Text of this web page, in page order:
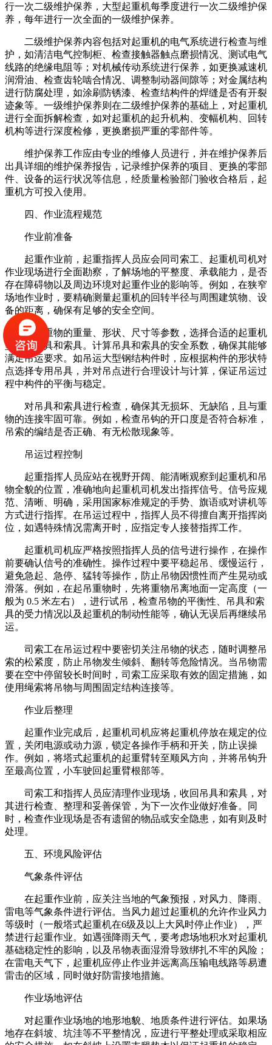
行一次二级维护保养，大型起重机每季度进行一次二级维护保
养，每年进行一次全面的一级维护保养。
二级维护保养内容包括对起重机的电气系统进行检查与维
护，如清洁电气控制柜、检查接触器触点磨损情况、测试电气
线路的绝缘电阻等；对机械传动系统进行保养，如更换减速机
润滑油、检查齿轮啮合情况、调整制动器间隙等；对金属结构
进行防腐处理，如涂刷防锈漆、检查结构件的焊缝是否有开裂
迹象等。一级维护保养则在二级维护保养的基础上，对起重机
进行全面拆解检查，如对起重机的起升机构、变幅机构、回转
机构等进行深度检修，更换磨损严重的零部件等。
维护保养工作应由专业的维修人员进行，并在维护保养后
出具详细的维护保养报告，记录维护保养的项目、更换的零部
件、设备的运行状况等信息，经质量检验部门验收合格后，起
重机方可投入使用。
四、作业流程规范
作业前准备
起重作业前，起重指挥人员应会同司索工、起重机司机对
作业现场进行全面勘察，了解场地的平整度、承载能力，是否
存在障碍物以及周边环境对起重作业的影响等。例如，在狭窄
场地作业时，要精确测量起重机的回转半径与周围建筑物、设
备的距离，确保有足够的安全空间。
根据重物的重量、形状、尺寸等参数，选择合适的起重机
型号、吊具和索具。计算吊具和索具的安全系数，确保其能够
满足吊运要求。如吊运大型钢结构件时，应根据构件的形状特
点选择专用吊具，并对吊点进行合理设计与计算，保证吊运过
程中构件的平衡与稳定。
对吊具和索具进行检查，确保其无损坏、无缺陷，且与重
物的连接牢固可靠。例如，检查吊钩的开口度是否符合标准，
吊索的编结是否正确、有无松散现象等。
吊运过程控制
起重指挥人员应站在视野开阔、能清晰观察到起重机和吊
物全貌的位置，准确地向起重机司机发出指挥信号。信号应规
范、清晰、明确，采用国家标准规定的手势、旗语或对讲机等
方式进行指挥。在吊运过程中，指挥人员不得擅自离开指挥岗
位，如遇特殊情况需离开时，应指定专人接替指挥工作。
起重机司机应严格按照指挥人员的信号进行操作，在操作
前要确认信号的准确性。操作过程中要平稳起吊、缓慢运行，
避免急起、急停、猛转等操作，防止吊物因惯性而产生晃动或
滑落。例如，在起吊重物时，先将重物吊离地面一定高度（一
般为 0.5 米左右），进行试吊，检查吊物的平衡性、吊具和索
具的受力情况以及起重机的制动性能等，确认无误后再继续吊
运。
司索工在吊运过程中要密切关注吊物的状态，随时调整吊
索的松紧度，防止吊物发生倾斜、翻转等危险情况。当吊物需
要在空中停留较长时间时，司索工应采取有效的固定措施，如
使用绳索将吊物与周围固定结构连接等。
作业后整理
起重作业完成后，起重机司机应将起重机停放在规定的位
置，关闭电源或动力源，锁定各操作手柄和开关，防止误操
作。例如，将塔式起重机的起重臂转至顺风方向，并将吊钩升
至最高位置，小车驶回起重臂根部等。
司索工和指挥人员应清理作业现场，收回吊具和索具，对
其进行检查、整理和妥善保管，为下一次作业做好准备。同
时，检查作业现场是否有遗留的物品或安全隐患，如有则及时
处理。
五、环境风险评估
气象条件评估
在起重作业前，应关注当地的气象预报，对风力、降雨、
雷电等气象条件进行评估。当风力超过起重机的允许作业风力
等级时（一般塔式起重机在6级及以上大风时停止作业），严
禁进行起重作业。如遇强降雨天气，要考虑场地积水对起重机
基础稳定性的影响，以及吊物表面湿滑导致绑扎不牢的风险；
在雷电天气下，起重机应停止作业并远离高压输电线路等易遭
雷击的区域，同时做好防雷接地措施。
作业场地评估
对起重作业场地的地形地貌、地质条件进行评估。如果场
地存在斜坡、坑洼等不平整情况，应进行平整处理或采取相应